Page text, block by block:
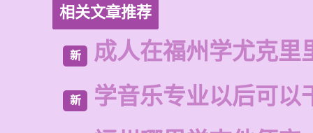
相关文章推荐
新 成人在福州学尤克里
新
学音乐专业以后可以